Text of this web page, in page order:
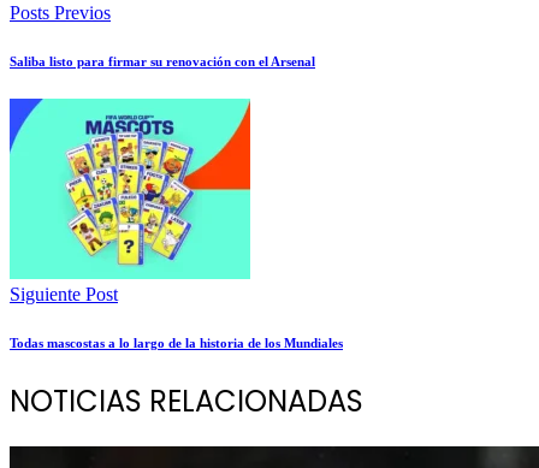
Posts Previos
Saliba listo para firmar su renovación con el Arsenal
Siguiente Post
Todas mascostas a lo largo de la historia de los Mundiales
NOTICIAS RELACIONADAS